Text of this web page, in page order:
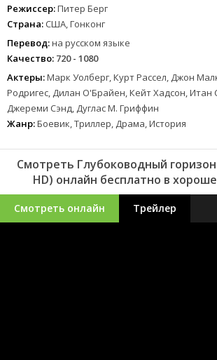
Режиссер:Питер Берг
Страна: США, Гонконг
Перевод:на русском языке
Качество: 720 - 1080
Актеры:Марк Уолберг, Курт Рассел, Джон
Родригес, Дилан О'Брайен, Кейт Хадсон, Итан
Джереми Сэнд, Дуглас М. Гриффин
Жанр:Боевик, Триллер, Драма, История
Смотреть Глубоководный
HD) онлайн бесплатно в
Смотреть онлайн Трейлер